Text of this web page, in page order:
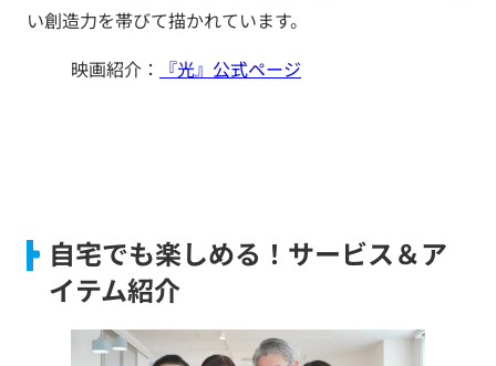
い創造力を帯びて描かれています。
映画紹介：
『光』公式ページ
自宅でも楽しめる！サービス＆ア
イテム紹介